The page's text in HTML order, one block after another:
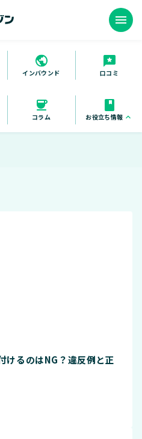
インバウンド 口コミ
コラム お役立ち情報 keyboard_arrow_up
menu
るのはNG？違反例と正